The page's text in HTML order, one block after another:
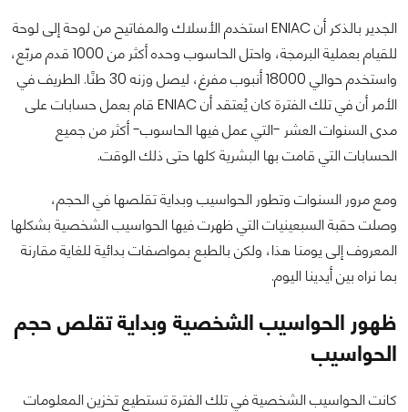
الجدير بالذكر أن ENIAC استخدم الأسلاك والمفاتيح من لوحة إلى لوحة
للقيام بعملية البرمجة، واحتل الحاسوب وحده أكثر من 1000 قدم مربّع،
واستخدم حوالي 18000 أنبوب مفرغ، ليصل وزنه 30 طنًا. الطريف في
الأمر أن في تلك الفترة كان يُعتقد أن ENIAC قام بعمل حسابات على
مدى السنوات العشر -التي عمل فيها الحاسوب- أكثر من جميع
الحسابات التي قامت بها البشرية كلها حتى ذلك الوقت.
ومع مرور السنوات وتطور الحواسيب وبداية تقلصها في الحجم،
وصلت حقبة السبعينيات التي ظهرت فيها الحواسيب الشخصية بشكلها
المعروف إلى يومنا هذا، ولكن بالطبع بمواصفات بدائية للغاية مقارنة
بما نراه بين أيدينا اليوم.
ظهور الحواسيب الشخصية وبداية تقلص حجم
الحواسيب
كانت الحواسيب الشخصية في تلك الفترة تستطيع تخزين المعلومات